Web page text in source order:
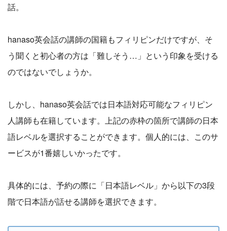
話。
hanaso英会話の講師の国籍もフィリピンだけですが、そ
う聞くと初心者の方は「難しそう…」という印象を受ける
のではないでしょうか。
しかし、hanaso英会話では日本語対応可能なフィリピン
人講師も在籍しています。上記の赤枠の箇所で講師の日本
語レベルを選択することができます。個人的には、このサ
ービスが1番嬉しいかったです。
具体的には、予約の際に「日本語レベル」から以下の3段
階で日本語が話せる講師を選択できます。